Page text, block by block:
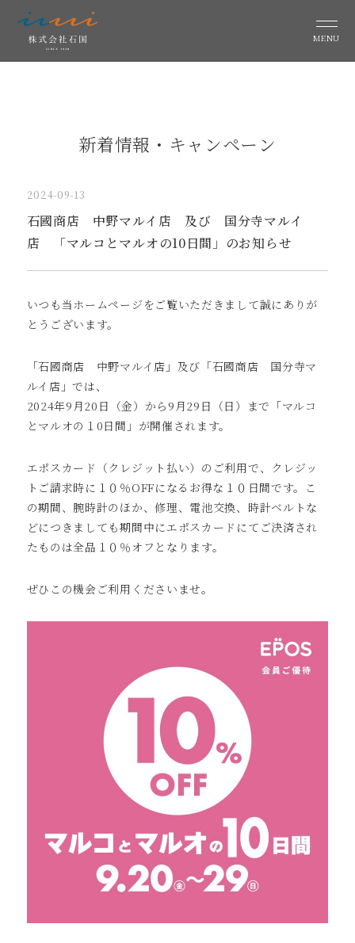
MENU
新着情報・キャンペーン
2024-09-13
石國商店 中野マルイ店 及び 国分寺マルイ
店 「マルコとマルオの10日間」のお知らせ
いつも当ホームページをご覧いただきまして誠にありが
とうございます。
「石國商店 中野マルイ店」及び「石國商店 国分寺マ
ルイ店」では、
2024年9月20日（金）から9月29日（日）まで「マルコ
とマルオの１0日間」が開催されます。
エポスカード（クレジット払い）のご利用で、クレジッ
トご請求時に１０％OFFになるお得な１０日間です。こ
の期間、腕時計のほか、修理、電池交換、時計ベルトな
どにつきましても期間中にエポスカードにてご決済され
たものは全品１０％オフとなります。
ぜひこの機会ご利用くださいませ。